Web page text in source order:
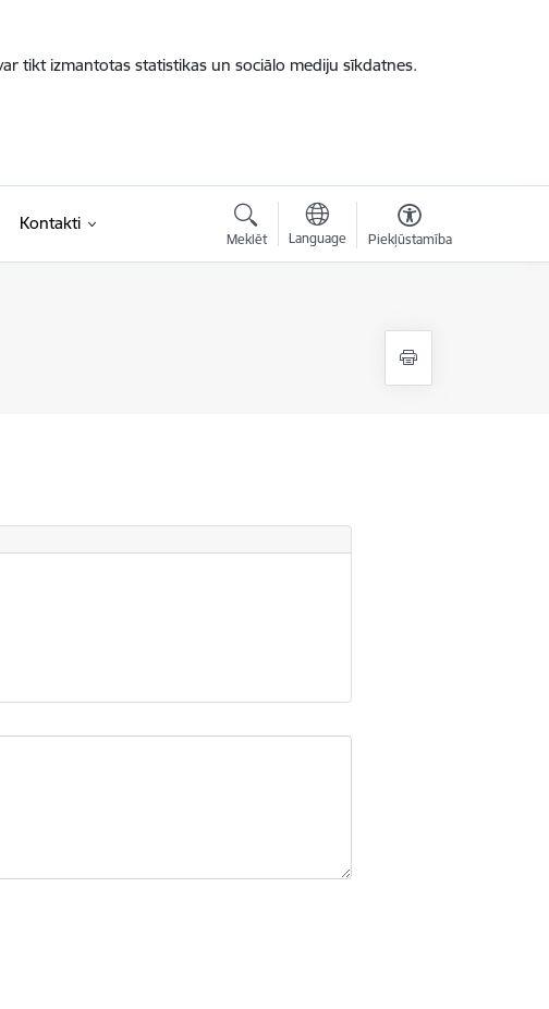
tikt izmantotas statistikas un sociālo mediju sīkdatnes.
Kontakti
Meklēt Language Piekļūstamība